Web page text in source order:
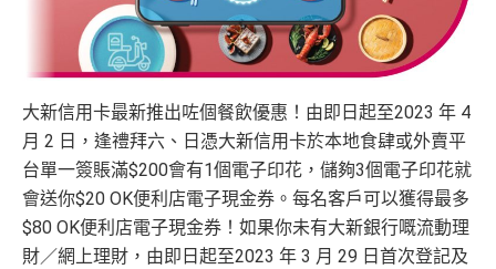
大新信用卡最新推出咗個餐飲優惠！由即日起至2023 年 4
月 2 日，逢禮拜六、日憑大新信用卡於本地食肆或外賣平
台單一簽賬滿$200會有1個電子印花，儲夠3個電子印花就
會送你$20 OK便利店電子現金券。每名客戶可以獲得最多
$80 OK便利店電子現金券！如果你未有大新銀行嘅流動理
財／網上理財，由即日起至2023 年 3 月 29 日首次登記及